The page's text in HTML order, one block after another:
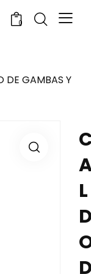
0
DE GAMBAS Y
L